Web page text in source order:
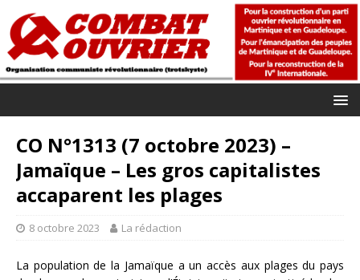
CO N°1313 (7 octobre 2023) –
Jamaïque – Les gros capitalistes
accaparent les plages
8 octobre 2023 La rédaction
La population de la Jamaïque a un accès aux plages du pays